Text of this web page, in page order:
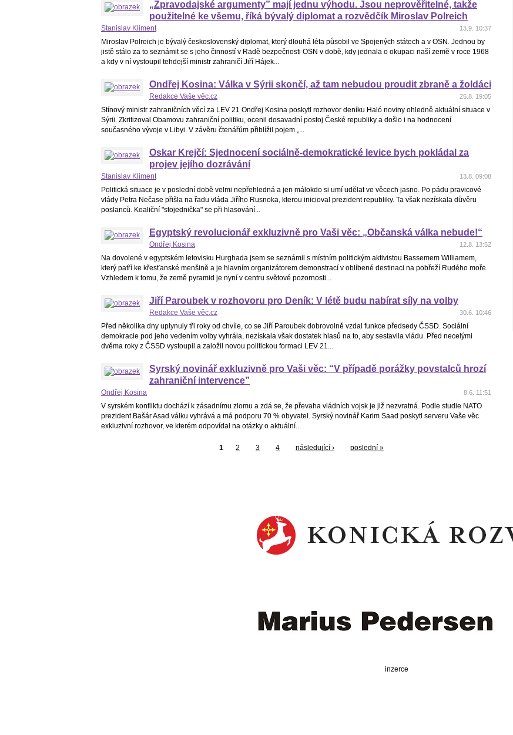
„Zpravodajské argumenty” mají jednu výhodu. Jsou neprověřitelné, takže
použitelné ke všemu, říká bývalý diplomat a rozvědčík Miroslav Polreich
13.9. 10:37
Stanislav Kliment
Miroslav Polreich je bývalý československý diplomat, který dlouhá léta působil ve Spojených státech a v OSN. Jednou by
jistě stálo za to seznámit se s jeho činností v Radě bezpečnosti OSN v době, kdy jednala o okupaci naší země v roce 1968
a kdy v ní vystoupil tehdejší ministr zahraničí Jiří Hájek...
Ondřej Kosina: Válka v Sýrii skončí, až tam nebudou proudit zbraně a žoldáci
25.8. 19:05
Redakce Vaše věc.cz
Stínový ministr zahraničních věcí za LEV 21 Ondřej Kosina poskytl rozhovor deníku Haló noviny ohledně aktuální situace v
Sýrii. Zkritizoval Obamovu zahraniční politiku, ocenil dosavadní postoj České republiky a došlo i na hodnocení
současného vývoje v Libyi. V závěru čtenářům přiblížil pojem „...
Oskar Krejčí: Sjednocení sociálně-demokratické levice bych pokládal za
projev jejího dozrávání
13.8. 09:08
Stanislav Kliment
Politická situace je v poslední době velmi nepřehledná a jen málokdo si umí udělat ve věcech jasno. Po pádu pravicové
vlády Petra Nečase přišla na řadu vláda Jiřího Rusnoka, kterou inicioval prezident republiky. Ta však nezískala důvěru
poslanců. Koaliční "stojednička" se při hlasování...
Egyptský revolucionář exkluzivně pro Vaši věc: „Občanská válka nebude!“
12.8. 13:52
Ondřej Kosina
Na dovolené v egyptském letovisku Hurghada jsem se seznámil s místním politickým aktivistou Bassemem Williamem,
který patří ke křesťanské menšině a je hlavním organizátorem demonstrací v oblíbené destinaci na pobřeží Rudého moře.
Vzhledem k tomu, že země pyramid je nyní v centru světové pozornosti...
Jiří Paroubek v rozhovoru pro Deník: V létě budu nabírat síly na volby
30.6. 10:46
Redakce Vaše věc.cz
Před několika dny uplynuly tři roky od chvíle, co se Jiří Paroubek dobrovolně vzdal funkce předsedy ČSSD. Sociální
demokracie pod jeho vedením volby vyhrála, nezískala však dostatek hlasů na to, aby sestavila vládu. Před necelými
dvěma roky z ČSSD vystoupil a založil novou politickou formaci LEV 21...
Syrský novinář exkluzivně pro Vaši věc: “V případě porážky povstalců hrozí
zahraniční intervence”
8.6. 11:51
Ondřej Kosina
V syrském konfliktu dochází k zásadnímu zlomu a zdá se, že převaha vládních vojsk je již nezvratná. Podle studie NATO
prezident Bašár Asad válku vyhrává a má podporu 70 % obyvatel. Syrský novinář Karim Saad poskytl serveru Vaše věc
exkluzivní rozhovor, ve kterém odpovídal na otázky o aktuální...
1 2 3 4 následující › poslední »
inzerce